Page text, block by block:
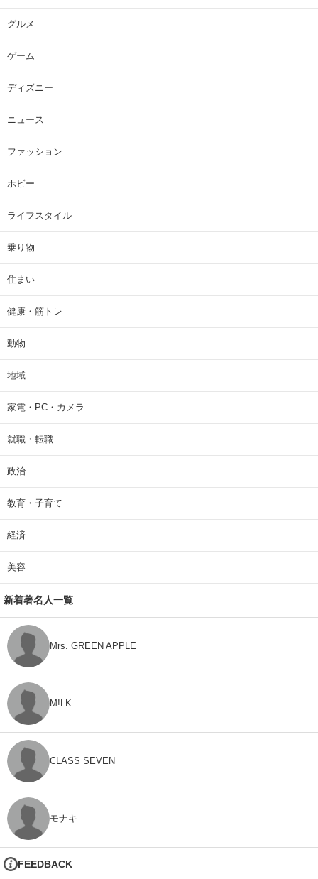
グルメ
ゲーム
ディズニー
ニュース
ファッション
ホビー
ライフスタイル
乗り物
住まい
健康・筋トレ
動物
地域
家電・PC・カメラ
就職・転職
政治
教育・子育て
経済
美容
新着著名人一覧
Mrs. GREEN APPLE
M!LK
CLASS SEVEN
モナキ
FEEDBACK